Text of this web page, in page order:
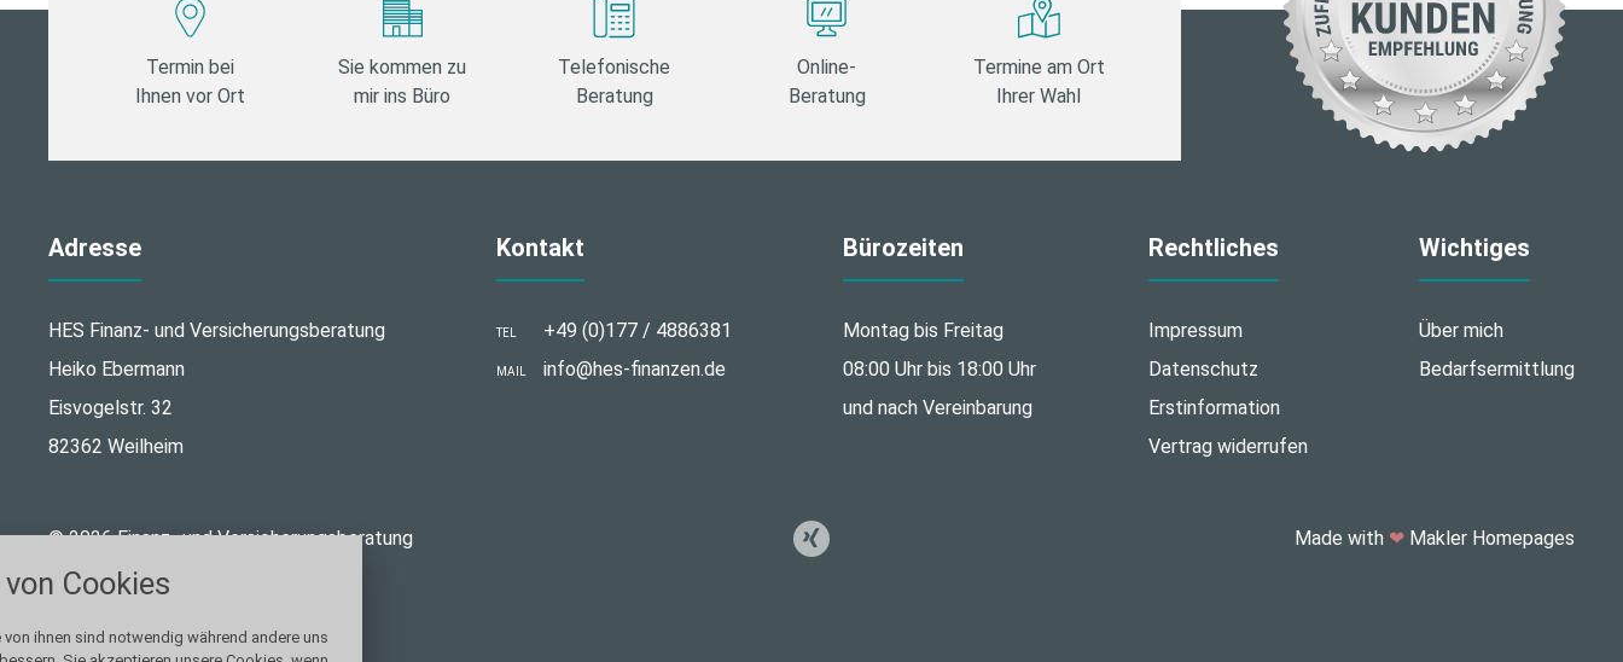
Termin bei
Ihnen vor Ort
Sie kommen zu
mir ins Büro
Telefonische
Beratung
Online-
Beratung
Termine am Ort
Ihrer Wahl
Adresse
HES Finanz- und Versicherungsberatung
Heiko Ebermann
Eisvogelstr. 32
82362 Weilheim
Kontakt
TEL +49 (0)177 / 4886381
MAIL info@hes-finanzen.de
Bürozeiten
Montag bis Freitag
08:00 Uhr bis 18:00 Uhr
und nach Vereinbarung
Rechtliches
Impressum
Datenschutz
Erstinformation
Vertrag widerrufen
Wichtiges
Über mich
Bedarfsermittlung
© 2026 Finanz- und Versicherungsberatung Made with ❤Makler Homepages
Cookies
ihnen sind notwendig während andere uns
akzeptieren oder zu blockieren.
Notwendig